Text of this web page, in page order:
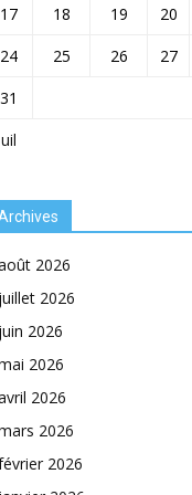
17 18 19 20
24
25 26 27
31
2026
2026
2026
2026
2026
2026
2026